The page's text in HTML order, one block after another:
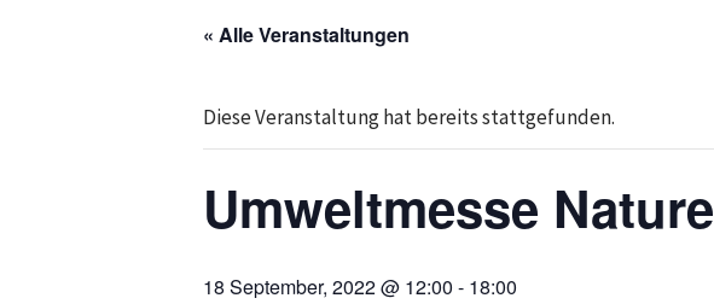
« Alle Veranstaltungen
Diese Veranstaltung hat bereits stattgefunden.
Umweltmesse Nature
18 September, 2022 @ 12:00 - 18:00